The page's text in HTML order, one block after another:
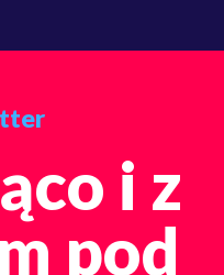
i z
pod